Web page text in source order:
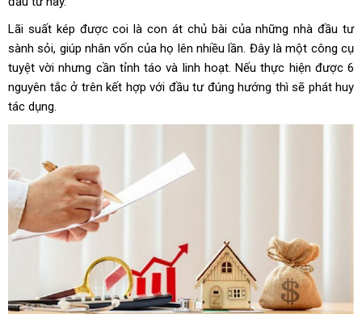
Lãi suất kép được coi là con át chủ bài của những nhà đầu tư
sành sỏi, giúp nhân vốn của họ lên nhiều lần. Đây là một công cụ
tuyệt vời nhưng cần tỉnh táo và linh hoạt. Nếu thực hiện được 6
nguyên tắc ở trên kết hợp với đầu tư đúng hướng thì sẽ phát huy
tác dụng.